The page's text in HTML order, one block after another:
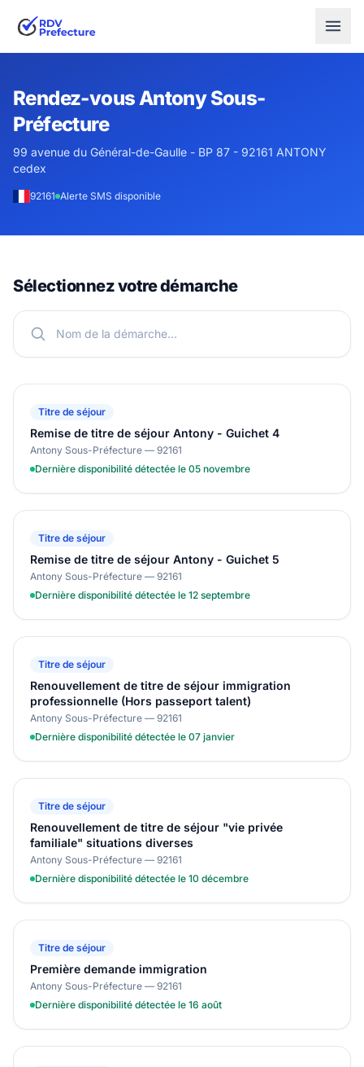
Rendez-vous Antony Sous-
Préfecture
99 avenue du Général-de-Gaulle - BP 87 - 92161 ANTONY
cedex
92161 Alerte SMS disponible
Sélectionnez votre démarche
Titre de séjour
Remise de titre de séjour Antony - Guichet 4
Antony Sous-Préfecture — 92161
Dernière disponibilité détectée le 05 novembre
Titre de séjour
Remise de titre de séjour Antony - Guichet 5
Antony Sous-Préfecture — 92161
Dernière disponibilité détectée le 12 septembre
Titre de séjour
Renouvellement de titre de séjour immigration
professionnelle (Hors passeport talent)
Antony Sous-Préfecture — 92161
Dernière disponibilité détectée le 07 janvier
Titre de séjour
Renouvellement de titre de séjour "vie privée
familiale" situations diverses
Antony Sous-Préfecture — 92161
Dernière disponibilité détectée le 10 décembre
Titre de séjour
Première demande immigration
Antony Sous-Préfecture — 92161
Dernière disponibilité détectée le 16 août